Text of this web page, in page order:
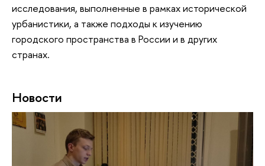
исследования, выполненные в рамках исторической
урбанистики, а также подходы к изучению
городского пространства в России и в других
странах.
Новости